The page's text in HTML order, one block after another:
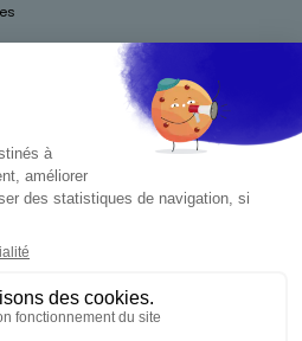
cinq fruits et légumes par jour, plus
www.mangerbouger.fr
moins de 18 ans
de l'acheteur est exigée au